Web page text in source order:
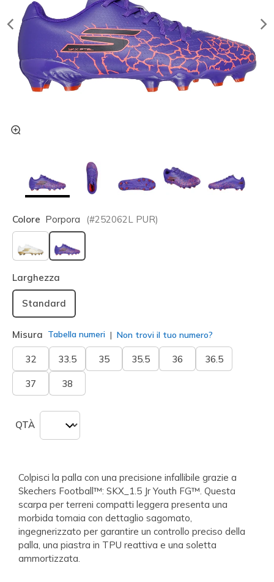
Colore Porpora (#252062L PUR)
selezionato
Larghezza
Standard
Misura Tabella numeri Non trovi il tuo numero?
32 33.5 35 35.5 36 36.5
37 38
QTÀ
Colpisci la palla con una precisione infallibile grazie a
Skechers Football™: SKX_1.5 Jr Youth FG™. Questa
scarpa per terreni compatti leggera presenta una
morbida tomaia con dettaglio sagomato,
ingegnerizzato per garantire un controllo preciso della
palla, una piastra in TPU reattiva e una soletta
ammortizzata.